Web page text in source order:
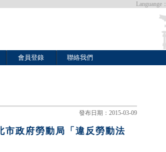
Languange：
會員登錄 聯絡我們
發布日期：2015-03-09
市政府勞動局「違反勞動法